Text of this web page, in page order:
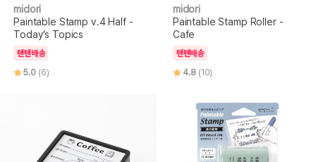
midori
Paintable Stamp v.4 Half -
Today’s Topics
텐텐배송
5.0 (6)
midori
Paintable Stamp Roller -
Cafe
텐텐배송
4.8 (10)